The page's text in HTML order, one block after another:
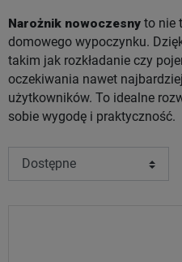
Narożnik nowoczesny to nie
domowego wypoczynku.
takim jak rozkładanie czy
oczekiwania nawet
użytkowników. To idealne
sobie wygodę i praktyczność.